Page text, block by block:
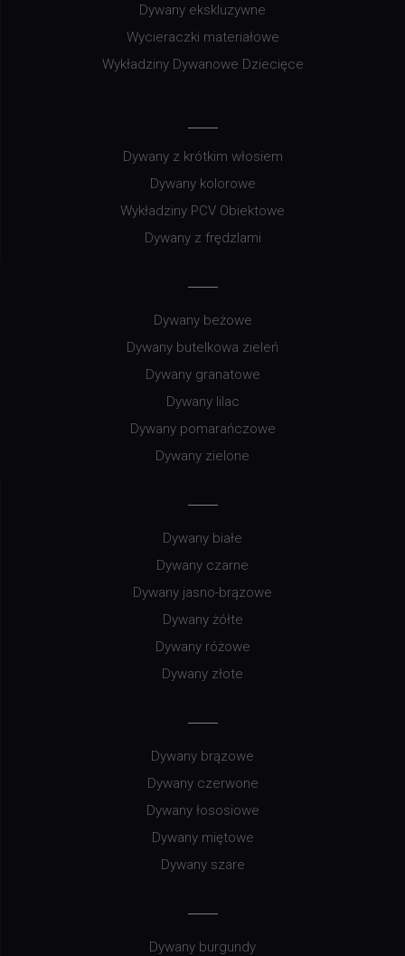
Dywany ekskluzywne
Wycieraczki materiałowe
Wykładziny Dywanowe Dziecięce
Dywany z krótkim włosiem
Dywany kolorowe
Wykładziny PCV Obiektowe
Dywany z frędzlami
Dywany beżowe
Dywany butelkowa zieleń
Dywany granatowe
Dywany lilac
Dywany pomarańczowe
Dywany zielone
Dywany białe
Dywany czarne
Dywany jasno-brązowe
Dywany żółte
Dywany różowe
Dywany złote
Dywany brązowe
Dywany czerwone
Dywany łososiowe
Dywany miętowe
Dywany szare
Dywany burgundy